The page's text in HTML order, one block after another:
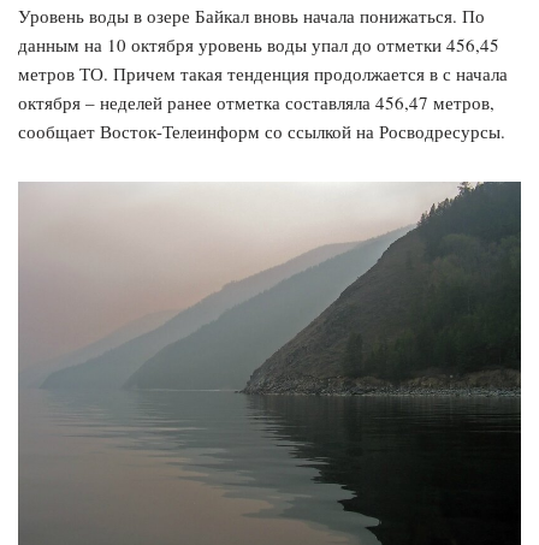
Уровень воды в озере Байкал вновь начала понижаться. По
данным на 10 октября уровень воды упал до отметки 456,45
метров ТО. Причем такая тенденция продолжается в с начала
октября – неделей ранее отметка составляла 456,47 метров,
сообщает Восток-Телеинформ со ссылкой на Росводресурсы.